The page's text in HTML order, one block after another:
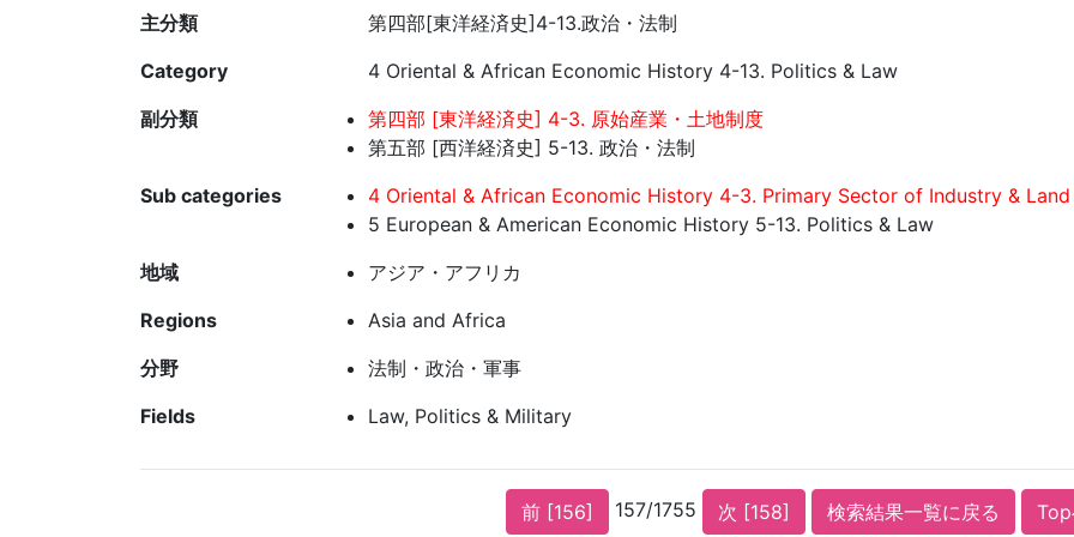
主分類
第四部[東洋経済史]4-13.政治・法制
Category
4 Oriental & African Economic History 4-13. Politics & Law
副分類
第四部 [東洋経済史] 4-3. 原始産業・土地制度
第五部 [西洋経済史] 5-13. 政治・法制
Sub categories
4 Oriental & African Economic History 4-3. Primary Sector of Industry &
5 European & American Economic History 5-13. Politics & Law
地域
アジア・アフリカ
Regions
Asia and Africa
分野
法制・政治・軍事
Fields
Law, Politics & Military
前 [156] 157/1755 次 [158] 検索結果一覧に戻る